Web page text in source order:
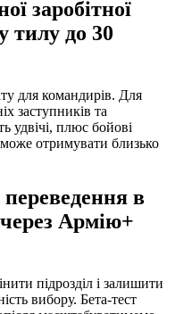
заробітної
тилу до 30
для командирів. Для
заступників та
удвічі, плюс бойові
отримувати близько
в
Армію+
підрозділ і залишити
вибору. Бета-тест